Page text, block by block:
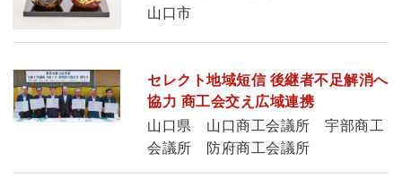
山口市
セレクト地域短信 後継者不足解消へ
協力 商工会交え広域連携
山口県 山口商工会議所 宇部商工
会議所 防府商工会議所